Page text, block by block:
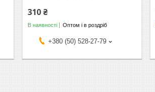
310 ₴
В наявності Оптом і в роздріб
+380 (50) 528-27-79